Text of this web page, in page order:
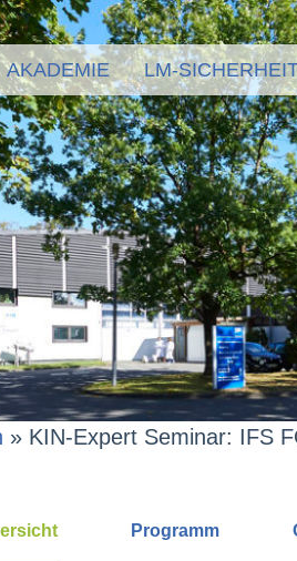
AKADEMIE LM-
» KIN-Expert Seminar: IFS
Programm